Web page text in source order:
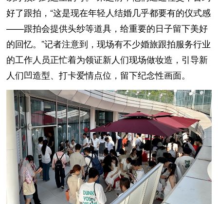
好了跟拍，“这是现在年轻人结婚几乎都要有的仪式感
——跟拍会提供头纱等道具，给重要的日子留下美好
的回忆。”记者注意到，现场有不少婚旅跟拍服务行业
的工作人员正忙着为领证新人们现场做妆造，引导新
人们凹造型、打卡爱情点位，留下纪念性画面。